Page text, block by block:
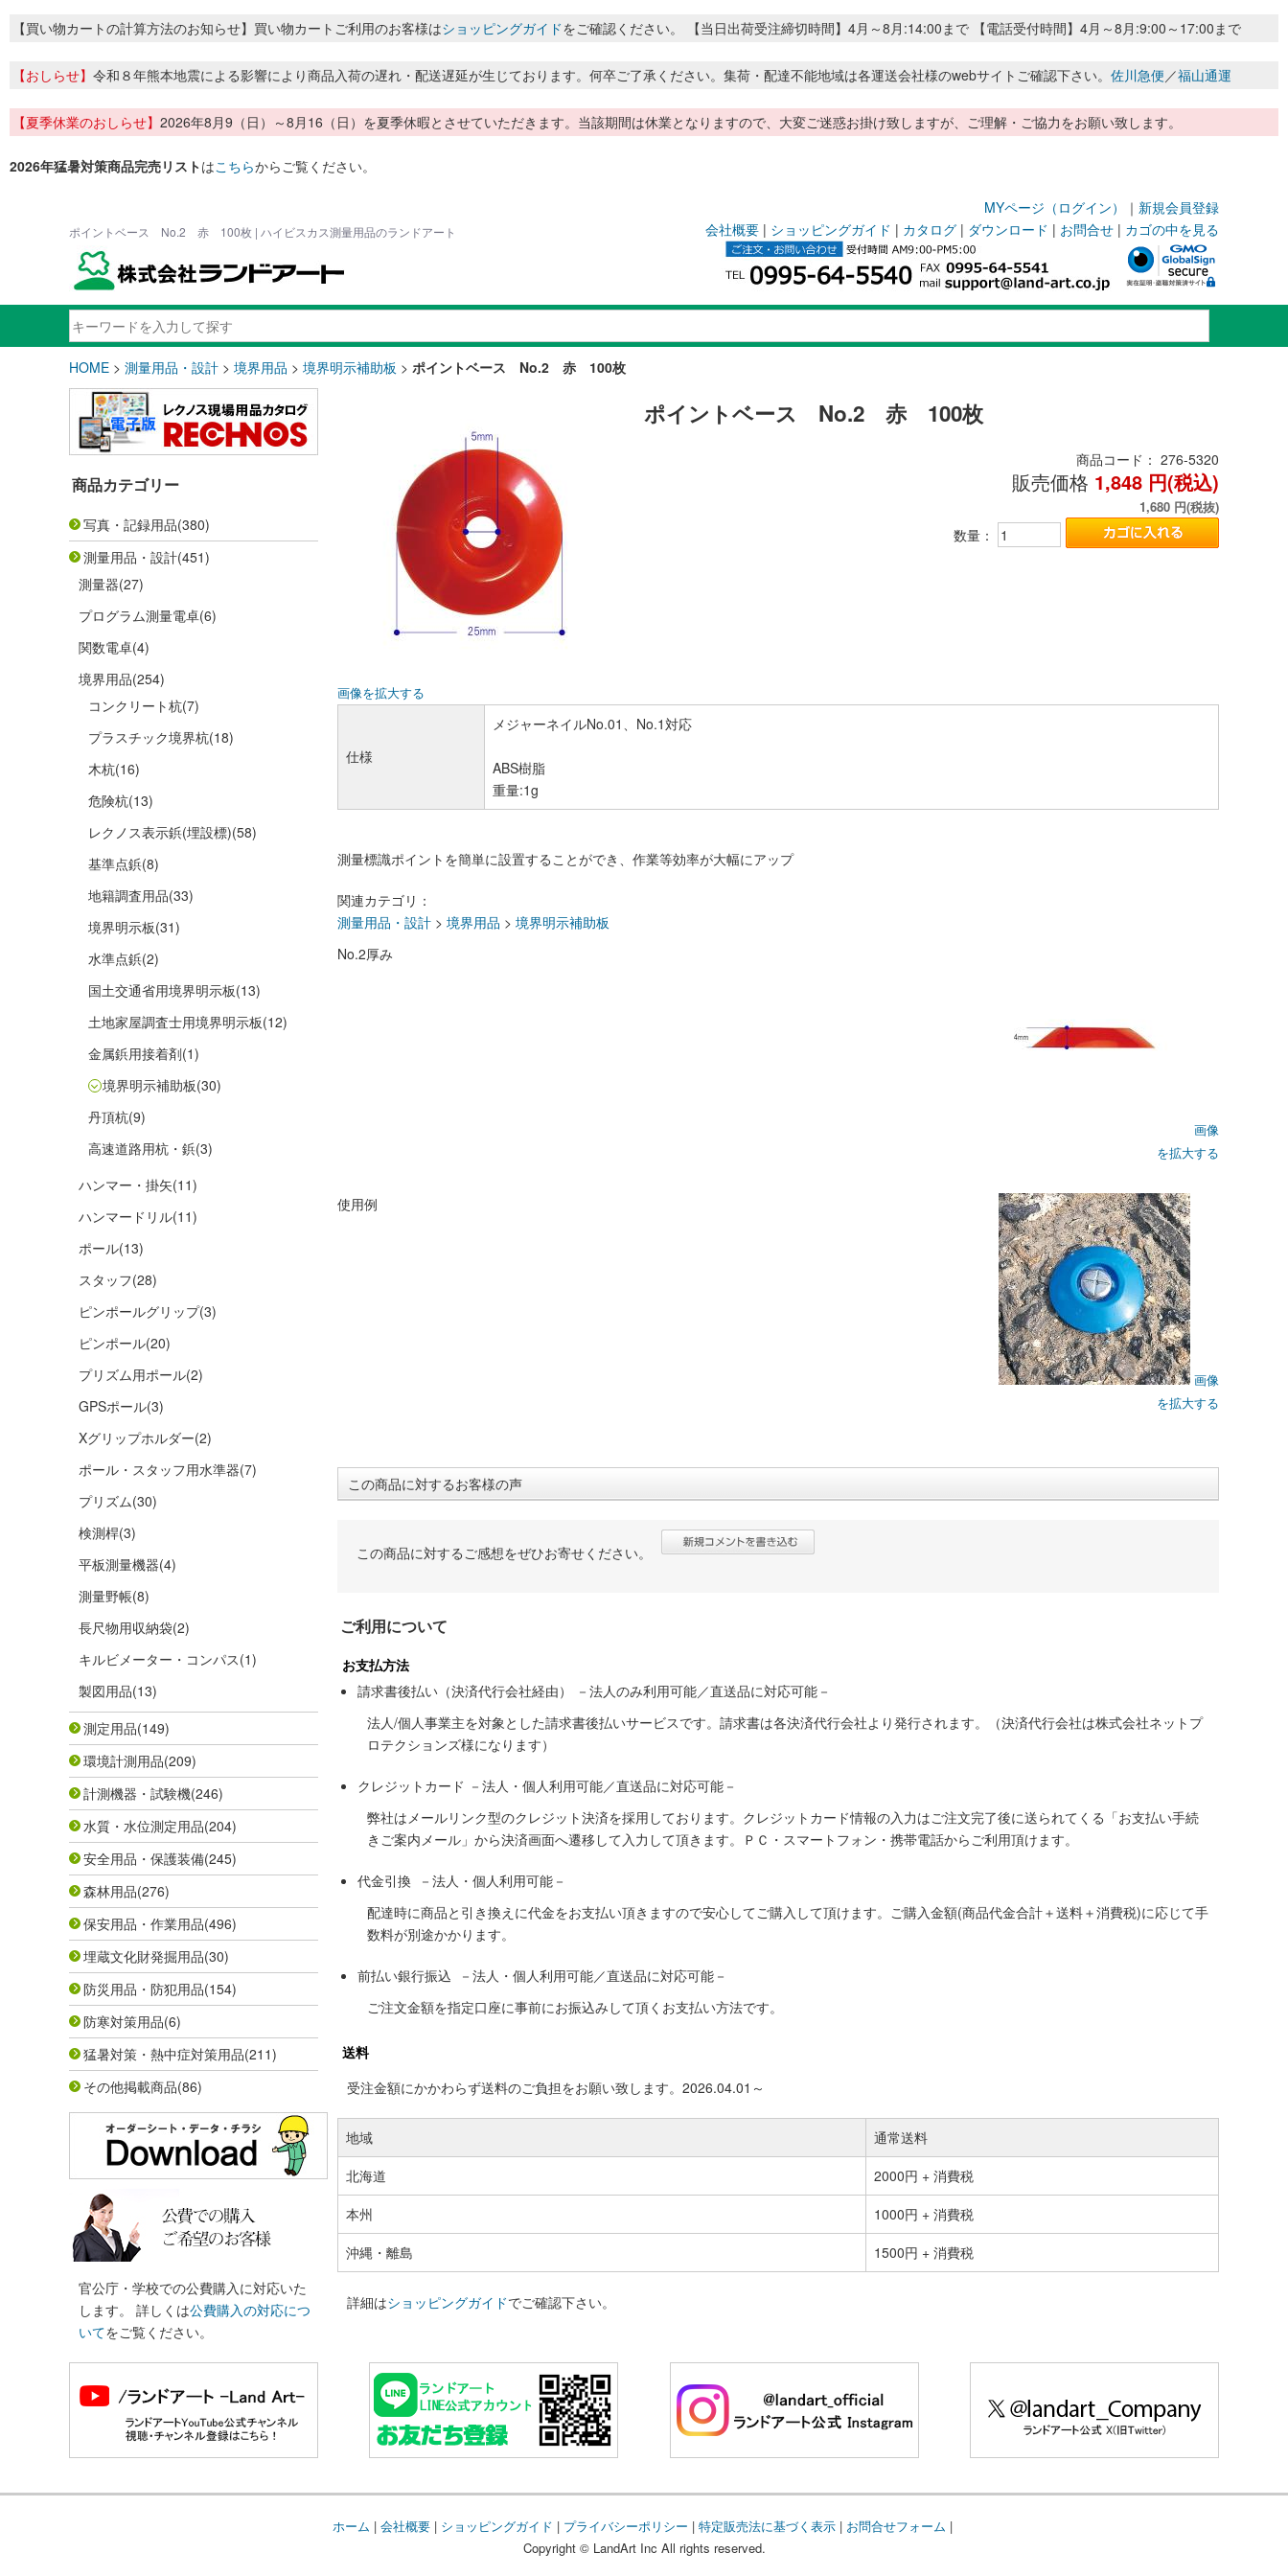
【買い物カートの計算方法のお知らせ】買い物カートご利用のお客様はショッピングガイドをご確認ください。 【当日出荷受注締切時間】4月～8月:14:00まで 【電話受付時間】4月～8月:9:00～17:00まで
【おしらせ】 令和８年熊本地震による影響により商品入荷の遅れ・配送遅延が生じております。何卒ご了承ください。集荷・配達不能地域は各運送会社様のwebサイトご確認下さい。 佐川急便／福山通運
【夏季休業のおしらせ】 2026年8月9（日）～8月16（日）を夏季休暇とさせていただきます。当該期間は休業となりますので、大変ご迷惑お掛け致しますが、ご理解・ご協力をお願い致します。
2026年猛暑対策商品完売リストはこちらからご覧ください。
MYページ（ログイン） ｜ 新規会員登録
ポイントベース No.2 赤 100枚 | ハイビスカス測量用品のランドアート 会社概要 | ショッピングガイド | カタログ | ダウンロード | お問合せ | カゴの中を見る
HOME > 測量用品・設計 > 境界用品 > 境界明示補助板 > ポイントベース No.2 赤 100枚
商品カテゴリー
写真・記録用品(380)
測量用品・設計(451)
測量器(27)
プログラム測量電卓(6)
関数電卓(4)
境界用品(254)
コンクリート杭(7)
プラスチック境界杭(18)
木杭(16)
危険杭(13)
レクノス表示鋲(埋設標)(58)
基準点鋲(8)
地籍調査用品(33)
境界明示板(31)
水準点鋲(2)
国土交通省用境界明示板(13)
土地家屋調査士用境界明示板(12)
金属鋲用接着剤(1)
境界明示補助板(30)
丹頂杭(9)
高速道路用杭・鋲(3)
ハンマー・掛矢(11)
ハンマードリル(11)
ポール(13)
スタッフ(28)
ピンポールグリップ(3)
ピンポール(20)
プリズム用ポール(2)
GPSポール(3)
Xグリップホルダー(2)
ポール・スタッフ用水準器(7)
プリズム(30)
検測桿(3)
平板測量機器(4)
測量野帳(8)
長尺物用収納袋(2)
キルビメーター・コンパス(1)
製図用品(13)
測定用品(149)
環境計測用品(209)
計測機器・試験機(246)
水質・水位測定用品(204)
安全用品・保護装備(245)
森林用品(276)
保安用品・作業用品(496)
埋蔵文化財発掘用品(30)
防災用品・防犯用品(154)
防寒対策用品(6)
猛暑対策・熱中症対策用品(211)
その他掲載商品(86)
官公庁・学校での公費購入に対応いた
します。 詳しくは公費購入の対応につ
いてをご覧ください。
画像を拡大する
ポイントベース No.2 赤 100枚
商品コード： 276-5320
販売価格 1,848 円(税込)
1,680 円(税抜)
数量：
仕様
メジャーネイルNo.01、No.1対応
ABS樹脂
重量:1g
測量標識ポイントを簡単に設置することができ、作業等効率が大幅にアップ
関連カテゴリ：
測量用品・設計 > 境界用品 > 境界明示補助板
No.2厚み
画像
を拡大する
使用例
画像
を拡大する
この商品に対するお客様の声
この商品に対するご感想をぜひお寄せください。
ご利用について
お支払方法
請求書後払い（決済代行会社経由） －法人のみ利用可能／直送品に対応可能－
法人/個人事業主を対象とした請求書後払いサービスです。請求書は各決済代行会社より発行されます。（決済代行会社は株式会社ネットプ
ロテクションズ様になります）
クレジットカード －法人・個人利用可能／直送品に対応可能－
弊社はメールリンク型のクレジット決済を採用しております。クレジットカード情報の入力はご注文完了後に送られてくる「お支払い手続
きご案内メール」から決済画面へ遷移して入力して頂きます。ＰＣ・スマートフォン・携帯電話からご利用頂けます。
代金引換 －法人・個人利用可能－
配達時に商品と引き換えに代金をお支払い頂きますので安心してご購入して頂けます。ご購入金額(商品代金合計＋送料＋消費税)に応じて手
数料が別途かかります。
前払い銀行振込 －法人・個人利用可能／直送品に対応可能－
ご注文金額を指定口座に事前にお振込みして頂くお支払い方法です。
送料
受注金額にかかわらず送料のご負担をお願い致します。2026.04.01～
地域
通常送料
北海道
2000円 + 消費税
本州
1000円 + 消費税
沖縄・離島
1500円 + 消費税
詳細はショッピングガイドでご確認下さい。
ホーム | 会社概要| ショッピングガイド | プライバシーポリシー | 特定販売法に基づく表示| お問合せフォーム |
Copyright © LandArt Inc All rights reserved.